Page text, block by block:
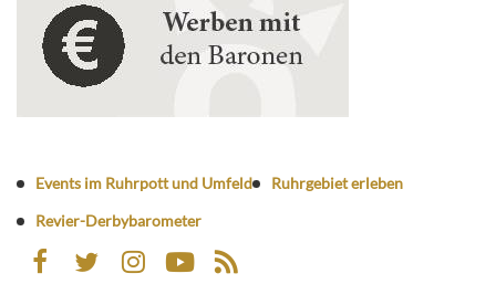
Events im Ruhrpott und Umfeld
Ruhrgebiet erleben
Revier-Derbybarometer